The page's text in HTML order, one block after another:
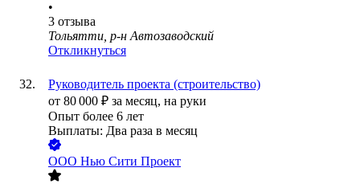
•
3 отзыва
Тольятти, р-н Автозаводский
Откликнуться
Руководитель проекта (строительство)
от 80 000 ₽ за месяц, на руки
Опыт более 6 лет
Выплаты: Два раза в месяц
ООО Нью Сити Проект